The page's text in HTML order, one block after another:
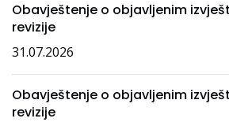
Obavještenje o objavljenim
revizije
31.07.2026
Obavještenje o objavljenim
revizije